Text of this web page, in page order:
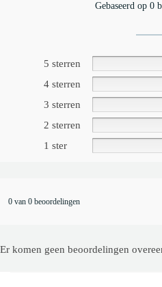
Gebaseerd op 0
5 sterren
4 sterren
3 sterren
2 sterren
1 ster
0 van 0 beoordelingen
Er komen geen beoordelingen